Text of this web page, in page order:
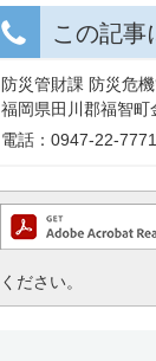
この記事
防災管財課 防災危
福岡県田川郡福智町
電話：0947-22-7771
ください。